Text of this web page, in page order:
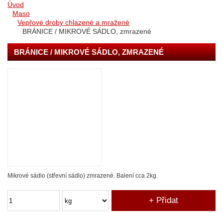
Úvod
Maso
Vepřové droby chlazené a mražené
BRÁNICE / MIKROVÉ SÁDLO, zmrazené
BRÁNICE / MIKROVÉ SÁDLO, ZMRAZENÉ
Mikrové sádlo (střevní sádlo) zmrazené. Balení cca 2kg.